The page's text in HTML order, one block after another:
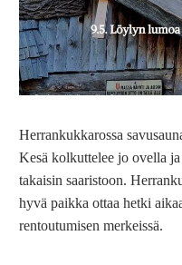
Herrankukkarossa
Kesä kolkuttelee jo ovella
takaisin saaristoon.
hyvä paikka ottaa hetki
rentoutumisen merkeissä.